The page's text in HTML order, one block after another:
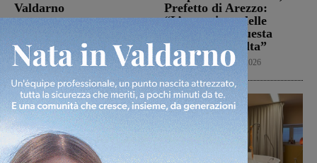
Valdarno
Prefetto di Arezzo:
“L’attenzione delle
istituzioni su questa
vicenda resta alta”
Cronaca 6 Agosto 2026